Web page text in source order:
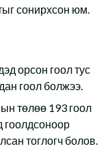
сонирхсон юм.
орсон гоол тус
гоол болжээ.
төлөө 193 гоол
гоолдсоноор
тоглогч болов.